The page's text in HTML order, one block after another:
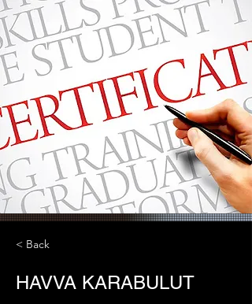
< Back
HAVVA KARABULUT